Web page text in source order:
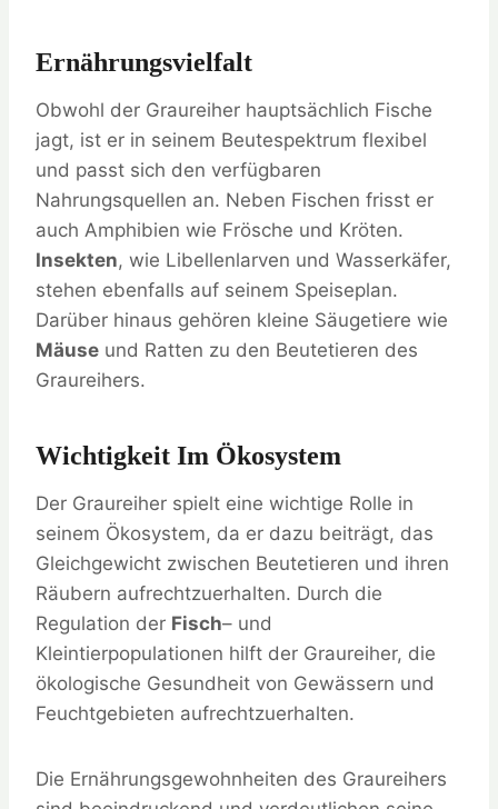
Ernährungsvielfalt
Obwohl der Graureiher hauptsächlich Fische
jagt, ist er in seinem Beutespektrum flexibel
und passt sich den verfügbaren
Nahrungsquellen an. Neben Fischen frisst er
auch Amphibien wie Frösche und Kröten.
Insekten, wie Libellenlarven und Wasserkäfer,
stehen ebenfalls auf seinem Speiseplan.
Darüber hinaus gehören kleine Säugetiere wie
Mäuse und Ratten zu den Beutetieren des
Graureihers.
Wichtigkeit Im Ökosystem
Der Graureiher spielt eine wichtige Rolle in
seinem Ökosystem, da er dazu beiträgt, das
Gleichgewicht zwischen Beutetieren und ihren
Räubern aufrechtzuerhalten. Durch die
Regulation der Fisch– und
Kleintierpopulationen hilft der Graureiher, die
ökologische Gesundheit von Gewässern und
Feuchtgebieten aufrechtzuerhalten.
Die Ernährungsgewohnheiten des Graureihers